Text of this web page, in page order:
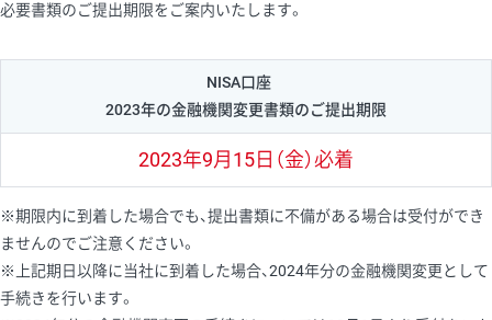
必要書類のご提出期限をご案内いたします。
NISA口座
2023年の金融機関変更書類のご提出期限
2023年9月15日（金）必着
※期限内に到着した場合でも、提出書類に不備がある場合は受付ができ
ませんのでご注意ください。
※上記期日以降に当社に到着した場合、2024年分の金融機関変更として
手続きを行います。